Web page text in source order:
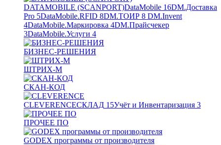
DATAMOBILE (SCANPORT)DataMobile 16DM.Доставка
Pro 5DataMobile.RFID 8DM.ТОИР 8 DM.Invent
4DataMobile.Маркировка 4DM.Прайсчекер
3DataMobile.Услуги 4
БИЗНЕС-РЕШЕНИЯ
ШТРИХ-М
СКАН-КОД
CLEVERENCEСКЛАД 15Учёт и Инвентаризация 3
ПРОЧЕЕ ПО
GODEX программы от производителя